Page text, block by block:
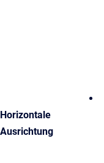
Horizontale
Ausrichtung